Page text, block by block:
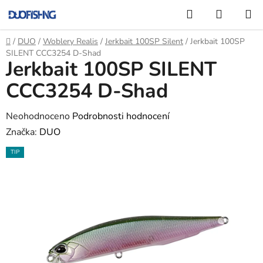
na
obsah
Hledat
KOŠÍK
Domů
/ DUO / Woblery Realis / Jerkbait 100SP Silent / Jerkbait 100SP
SILENT CCC3254 D-Shad
Jerkbait 100SP SILENT
CCC3254 D-Shad
Průměrné
hodnocení
produktu
Neohodnoceno Podrobnosti hodnocení
Značka: DUO
TIP